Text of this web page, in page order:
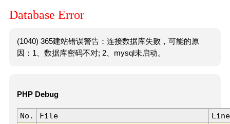
Database Error
(1040) 365建站错误警告：连接数据库失败，可能的原
因：1、数据库密码不对; 2、mysql未启动。
PHP Debug
No. File
Line